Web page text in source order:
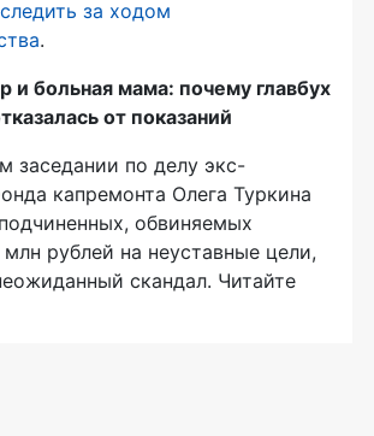
за ходом
.
и больная мама: почему главбух
от показаний
заседании по делу экс-
капремонта Олега Туркина
обвиняемых
рублей на неуставные цели,
скандал. Читайте